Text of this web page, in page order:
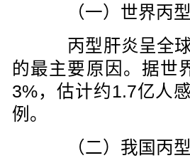
（一）世界丙型
丙型肝炎呈全球
的最主要原因。据世
3%，估计约1.7亿人
例。
（二）我国丙型